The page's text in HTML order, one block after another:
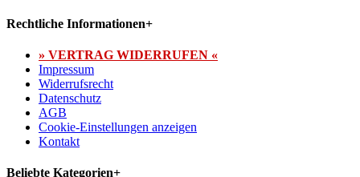
Rechtliche Informationen+
» VERTRAG WIDERRUFEN «
Impressum
Widerrufsrecht
Datenschutz
AGB
Cookie-Einstellungen anzeigen
Kontakt
Beliebte Kategorien+